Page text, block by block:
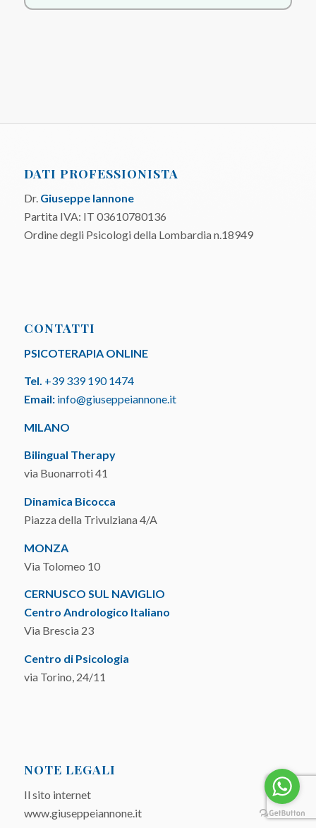
DATI PROFESSIONISTA
Dr. Giuseppe Iannone
Partita IVA: IT 03610780136
Ordine degli Psicologi della Lombardia n.18949
CONTATTI
PSICOTERAPIA ONLINE
Tel. +39 339 190 1474
Email: info@giuseppeiannone.it
MILANO
Bilingual Therapy
via Buonarroti 41
Dinamica Bicocca
Piazza della Trivulziana 4/A
MONZA
Via Tolomeo 10
CERNUSCO SUL NAVIGLIO
Centro Andrologico Italiano
Via Brescia 23
Centro di Psicologia
via Torino, 24/11
NOTE LEGALI
Il sito internet
www.giuseppeiannone.it